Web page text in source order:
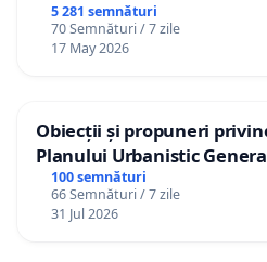
5 281 semnături
70 Semnături / 7 zile
17 May 2026
Obiecții și propuneri
Planului Urbanistic
100 semnături
66 Semnături / 7 zile
31 Jul 2026